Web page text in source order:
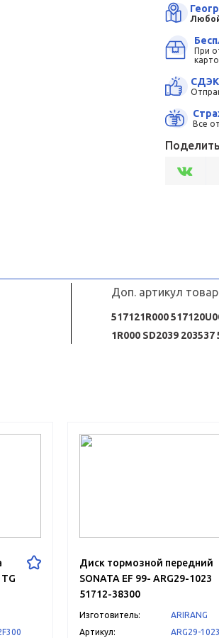
При
СДЭК
Все
Доп. артикул
517121R000
1R000 SD2039
Диск тормозной передний
Диск тормозной передний
SONATA EF 99- ARG29-1023
51712-38300
Изготовитель:
ARIRANG
Артикул:
ARG29-1023